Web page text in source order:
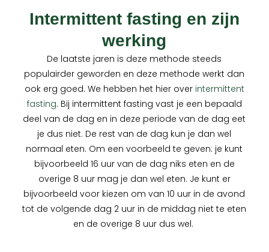
Intermittent fasting en zijn
werking
De laatste jaren is deze methode steeds
populairder geworden en deze methode werkt dan
ook erg goed. We hebben het hier over intermittent
fasting. Bij intermittent fasting vast je een bepaald
deel van de dag en in deze periode van de dag eet
je dus niet. De rest van de dag kun je dan wel
normaal eten. Om een voorbeeld te geven: je kunt
bijvoorbeeld 16 uur van de dag niks eten en de
overige 8 uur mag je dan wel eten. Je kunt er
bijvoorbeeld voor kiezen om van 10 uur in de avond
tot de volgende dag 2 uur in de middag niet te eten
en de overige 8 uur dus wel.